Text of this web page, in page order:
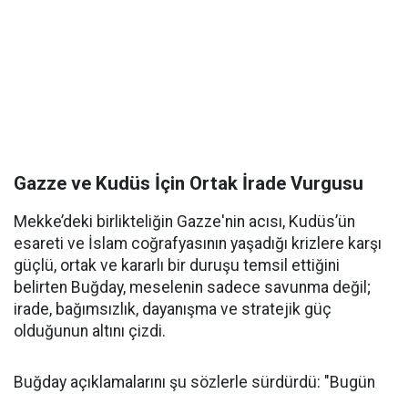
Gazze ve Kudüs İçin Ortak İrade Vurgusu
Mekke’deki birlikteliğin Gazze'nin acısı, Kudüs’ün
esareti ve İslam coğrafyasının yaşadığı krizlere karşı
güçlü, ortak ve kararlı bir duruşu temsil ettiğini
belirten Buğday, meselenin sadece savunma değil;
irade, bağımsızlık, dayanışma ve stratejik güç
olduğunun altını çizdi.
Buğday açıklamalarını şu sözlerle sürdürdü: "Bugün